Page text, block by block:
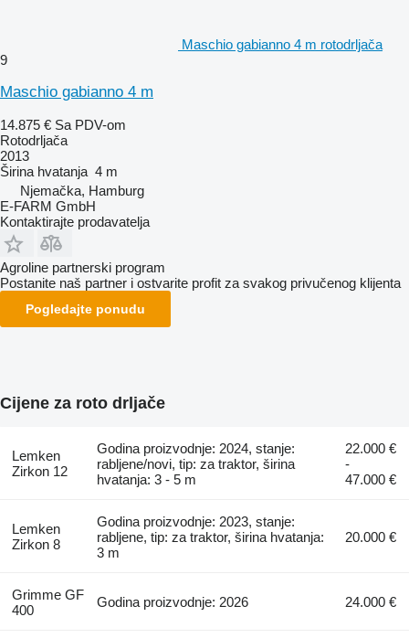
Maschio gabianno 4 m rotodrljača
9
Maschio gabianno 4 m
14.875 € Sa PDV-om
Rotodrljača
2013
Širina hvatanja 4 m
Njemačka, Hamburg
E-FARM GmbH
Kontaktirajte prodavatelja
Agroline partnerski program
Postanite naš partner i ostvarite profit za svakog privučenog klijenta
Pogledajte ponudu
Cijene za roto drljače
Lemken
Zirkon 12
Godina proizvodnje: 2024, stanje:
rabljene/novi, tip: za traktor, širina
hvatanja: 3 - 5 m
22.000 €
-
47.000 €
Lemken
Zirkon 8
Godina proizvodnje: 2023, stanje:
rabljene, tip: za traktor, širina hvatanja:
3 m
20.000 €
Grimme GF
400
Godina proizvodnje: 2026 24.000 €